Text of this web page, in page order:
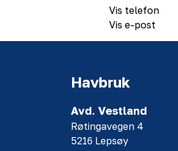
Vis telefon
Vis e-post
Havbruk
Avd. Vestland
Røtingavegen 4
5216 Lepsøy